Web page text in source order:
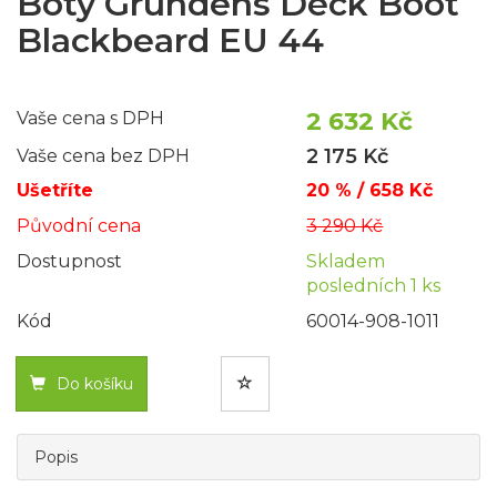
Blackbeard EU 44
Vaše cena s DPH 2 632 Kč
Vaše cena bez DPH 2 175 Kč
Ušetříte
20 % / 658 Kč
Původní cena
3 290 Kč
Dostupnost
Skladem
posledních 1 ks
Kód
60014-908-1011
Do košíku
Popis